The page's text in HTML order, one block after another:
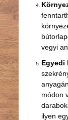
vegyi
Egyedi
módon
ilyen